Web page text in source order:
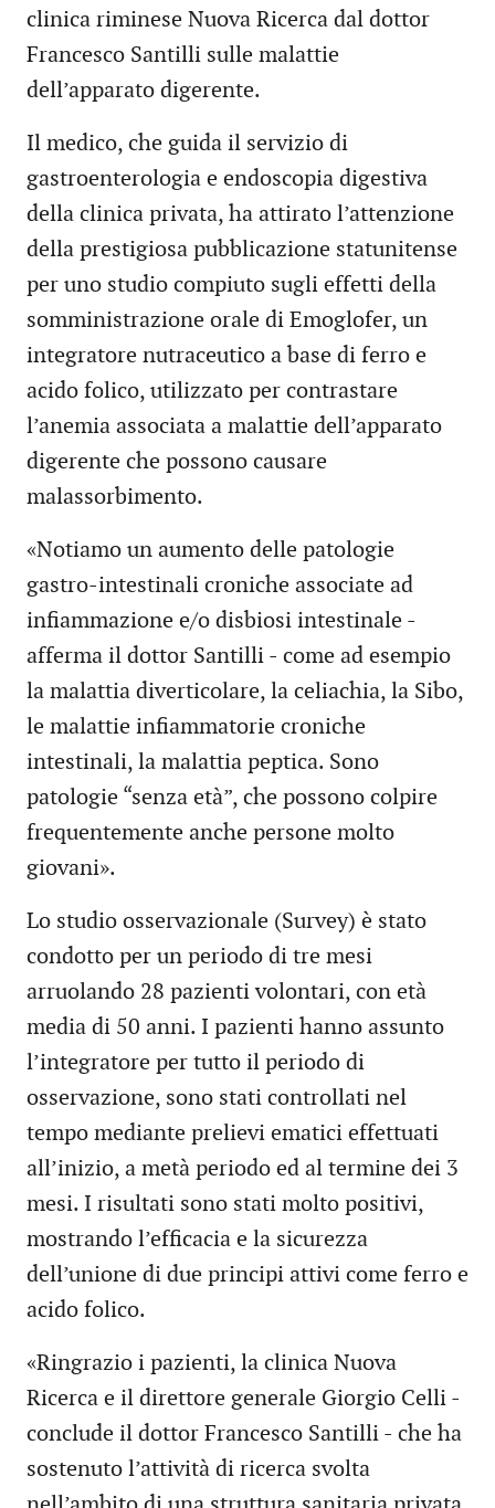
clinica riminese Nuova Ricerca dal dottor
Francesco Santilli sulle malattie
dell’apparato digerente.
Il medico, che guida il servizio di
gastroenterologia e endoscopia digestiva
della clinica privata, ha attirato l’attenzione
della prestigiosa pubblicazione statunitense
per uno studio compiuto sugli effetti della
somministrazione orale di Emoglofer, un
integratore nutraceutico a base di ferro e
acido folico, utilizzato per contrastare
l’anemia associata a malattie dell’apparato
digerente che possono causare
malassorbimento.
«Notiamo un aumento delle patologie
gastro-intestinali croniche associate ad
infiammazione e/o disbiosi intestinale -
afferma il dottor Santilli - come ad esempio
la malattia diverticolare, la celiachia, la Sibo,
le malattie infiammatorie croniche
intestinali, la malattia peptica. Sono
patologie “senza età”, che possono colpire
frequentemente anche persone molto
giovani».
Lo studio osservazionale (Survey) è stato
condotto per un periodo di tre mesi
arruolando 28 pazienti volontari, con età
media di 50 anni. I pazienti hanno assunto
l’integratore per tutto il periodo di
osservazione, sono stati controllati nel
tempo mediante prelievi ematici effettuati
all’inizio, a metà periodo ed al termine dei 3
mesi. I risultati sono stati molto positivi,
mostrando l’efficacia e la sicurezza
dell’unione di due principi attivi come ferro e
acido folico.
«Ringrazio i pazienti, la clinica Nuova
Ricerca e il direttore generale Giorgio Celli -
conclude il dottor Francesco Santilli - che ha
sostenuto l’attività di ricerca svolta